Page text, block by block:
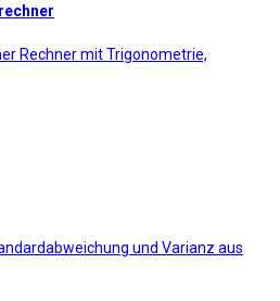
Rechner mit Trigonometrie,
und Varianz aus